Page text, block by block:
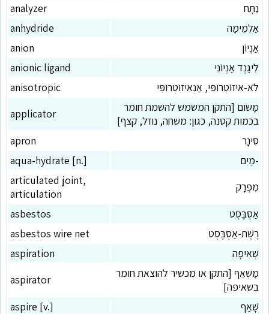
analyzer
נַתָּח
anhydride
אַלְמֵימָה
anion
אַנְיוֹן
anionic ligand
לִיגַנְד אַנְיוֹנִי
anisotropic
לֹא-אִיזוֹטְרוֹפִּי, אַנְאִיזוֹטְרוֹפִּי
applicator
מָשׂוֹם [התקן המשמש להשמת חומר
בכמות קטנה, כגון: משחה, נוזל, קצף]
apron
סִינָר
aqua-hydrate [n.]
-מַיִם
articulated joint,
articulation
מִפְרָק
asbestos
אַסְבֶּסְט
asbestos wire net
רֶשֶׁת-אַסְבֶּסְט
aspiration
שְׁאִיפָה
aspirator
מַשְׁאֵף [התקן או מכשיר להוצאת חומר
בשאיפה]
aspire [v.]
שָׁאַף